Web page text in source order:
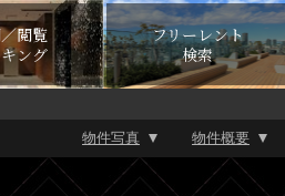
閲覧
ング
フリーレント
検索
物件写真 物件概要